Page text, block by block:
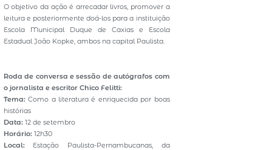
O objetivo da ação é arrecadar livros, promover a
leitura e posteriormente doá-los para a instituição
Escola Municipal Duque de Caxias e Escola
Estadual João Kopke, ambos na capital Paulista.
Roda de conversa e sessão de autógrafos com
o jornalista e escritor Chico Felitti:
Tema: Como a literatura é enriquecida por boas
histórias
Data: 12 de setembro
Horário: 12h30
Local:Estação Paulista-Pernambucanas, da